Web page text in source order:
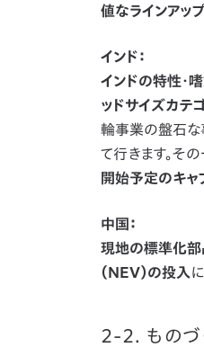
値なラインアッ
インド：
インドの特性・
ッドサイズカテ
輪事業の盤石な
て行きます。そ
開始予定のキャ
中国：
現地の標準化部
（NEV）の投入
2-2. ものづ